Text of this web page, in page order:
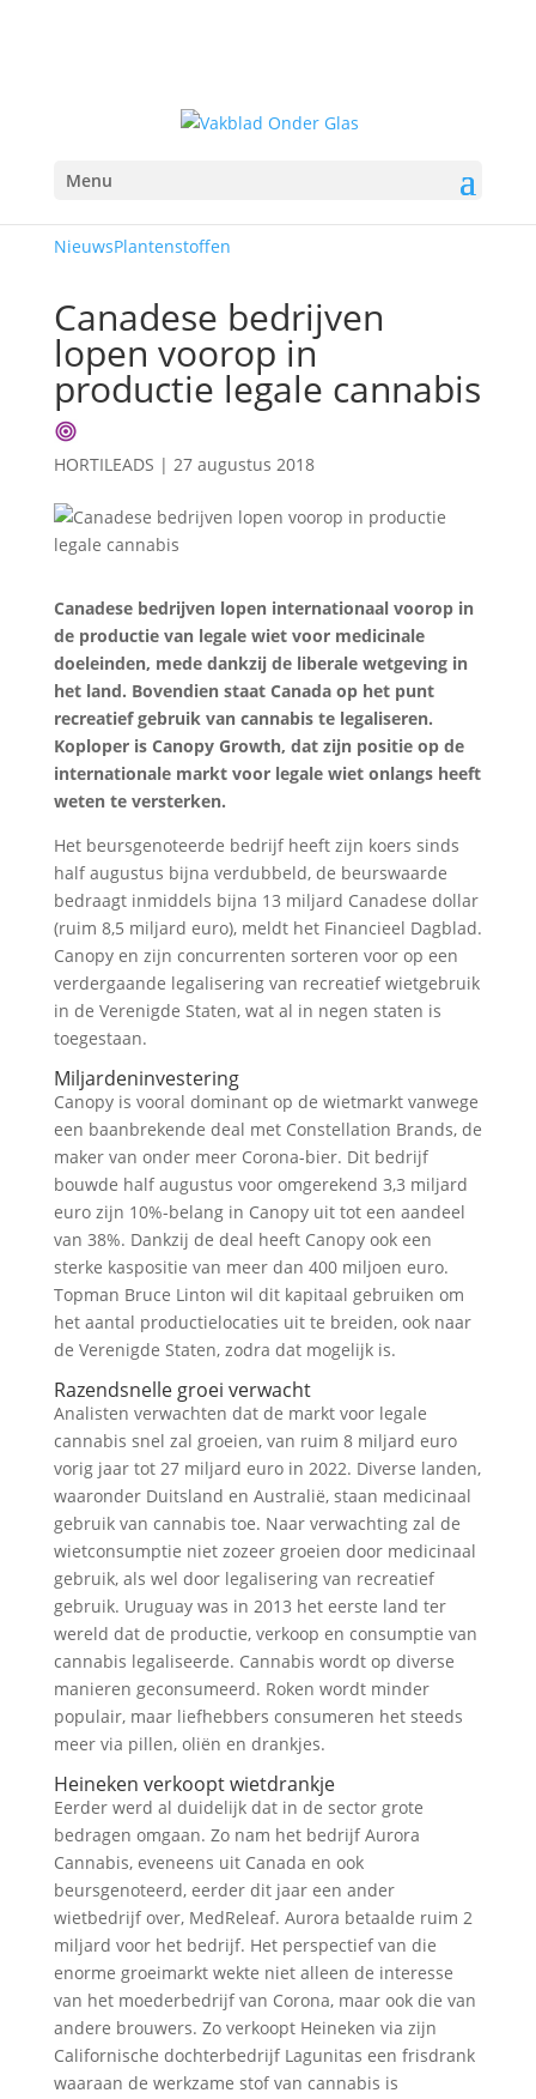
Menu
NieuwsPlantenstoffen
Canadese bedrijven
lopen voorop in
productie legale cannabis
HORTILEADS | 27 augustus 2018
Canadese bedrijven lopen internationaal voorop in
de productie van legale wiet voor medicinale
doeleinden, mede dankzij de liberale wetgeving in
het land. Bovendien staat Canada op het punt
recreatief gebruik van cannabis te legaliseren.
Koploper is Canopy Growth, dat zijn positie op de
internationale markt voor legale wiet onlangs heeft
weten te versterken.
Het beursgenoteerde bedrijf heeft zijn koers sinds
half augustus bijna verdubbeld, de beurswaarde
bedraagt inmiddels bijna 13 miljard Canadese dollar
(ruim 8,5 miljard euro), meldt het Financieel Dagblad.
Canopy en zijn concurrenten sorteren voor op een
verdergaande legalisering van recreatief wietgebruik
in de Verenigde Staten, wat al in negen staten is
toegestaan.
Miljardeninvestering
Canopy is vooral dominant op de wietmarkt vanwege
een baanbrekende deal met Constellation Brands, de
maker van onder meer Corona-bier. Dit bedrijf
bouwde half augustus voor omgerekend 3,3 miljard
euro zijn 10%-belang in Canopy uit tot een aandeel
van 38%. Dankzij de deal heeft Canopy ook een
sterke kaspositie van meer dan 400 miljoen euro.
Topman Bruce Linton wil dit kapitaal gebruiken om
het aantal productielocaties uit te breiden, ook naar
de Verenigde Staten, zodra dat mogelijk is.
Razendsnelle groei verwacht
Analisten verwachten dat de markt voor legale
cannabis snel zal groeien, van ruim 8 miljard euro
vorig jaar tot 27 miljard euro in 2022. Diverse landen,
waaronder Duitsland en Australië, staan medicinaal
gebruik van cannabis toe. Naar verwachting zal de
wietconsumptie niet zozeer groeien door medicinaal
gebruik, als wel door legalisering van recreatief
gebruik. Uruguay was in 2013 het eerste land ter
wereld dat de productie, verkoop en consumptie van
cannabis legaliseerde. Cannabis wordt op diverse
manieren geconsumeerd. Roken wordt minder
populair, maar liefhebbers consumeren het steeds
meer via pillen, oliën en drankjes.
Heineken verkoopt wietdrankje
Eerder werd al duidelijk dat in de sector grote
bedragen omgaan. Zo nam het bedrijf Aurora
Cannabis, eveneens uit Canada en ook
beursgenoteerd, eerder dit jaar een ander
wietbedrijf over, MedReleaf. Aurora betaalde ruim 2
miljard voor het bedrijf. Het perspectief van die
enorme groeimarkt wekte niet alleen de interesse
van het moederbedrijf van Corona, maar ook die van
andere brouwers. Zo verkoopt Heineken via zijn
Californische dochterbedrijf Lagunitas een frisdrank
waaraan de werkzame stof van cannabis is